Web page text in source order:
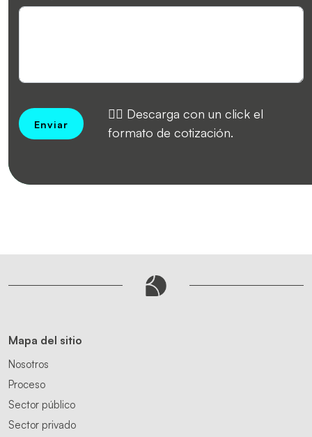
Enviar
👉🏻 Descarga con un click el
formato de cotización.
Mapa del sitio
Nosotros
Proceso
Sector público
Sector privado